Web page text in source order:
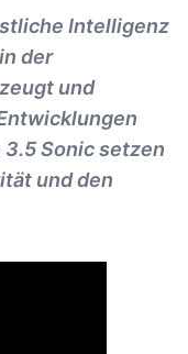
Intelligenz
der
und
3.5 Sonic setzen
und den